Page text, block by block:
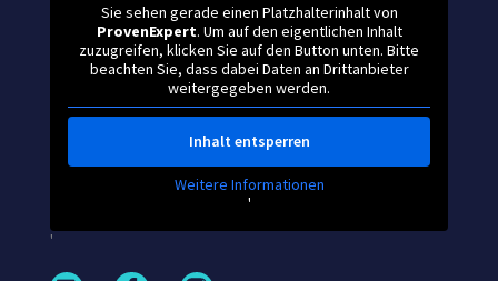
Sie sehen gerade einen Platzhalterinhalt von
ProvenExpert. Um auf den eigentlichen Inhalt
zuzugreifen, klicken Sie auf den Button unten. Bitte
beachten Sie, dass dabei Daten an Drittanbieter
weitergegeben werden.
Inhalt entsperren
Weitere Informationen
'
'